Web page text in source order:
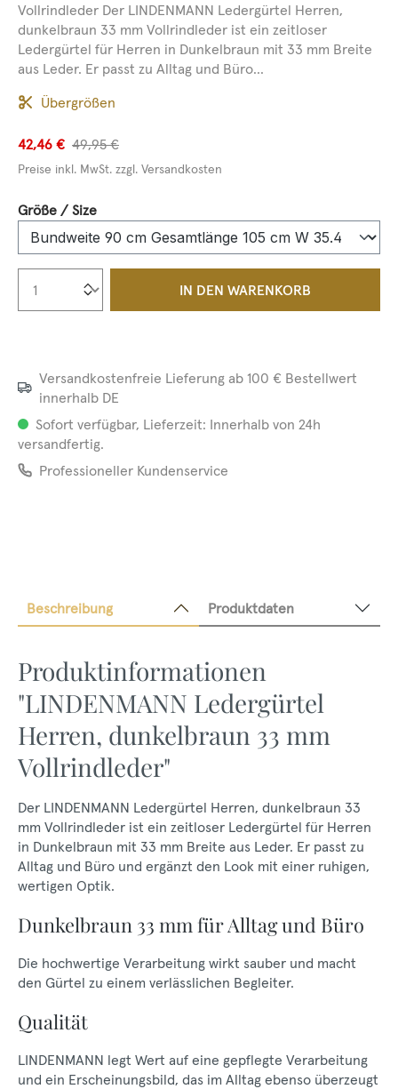
Vollrindleder Der LINDENMANN Ledergürtel Herren,
dunkelbraun 33 mm Vollrindleder ist ein zeitloser
Ledergürtel für Herren in Dunkelbraun mit 33 mm Breite
aus Leder. Er passt zu Alltag und Büro...
Übergrößen
42,46 € 49,95 €
Preise inkl. MwSt. zzgl. Versandkosten
Größe / Sizeauswählen
Produkt Anzahl: Gib den
IN DEN WARENKORB
Versandkostenfreie Lieferung ab 100 € Bestellwert
innerhalb DE
Sofort verfügbar, Lieferzeit: Innerhalb von 24h
versandfertig.
Professioneller Kundenservice
Beschreibung Produktdaten
Produktinformationen
"LINDENMANN Ledergürtel
Herren, dunkelbraun 33 mm
Vollrindleder"
Der LINDENMANN Ledergürtel Herren, dunkelbraun 33
mm Vollrindleder ist ein zeitloser Ledergürtel für Herren
in Dunkelbraun mit 33 mm Breite aus Leder. Er passt zu
Alltag und Büro und ergänzt den Look mit einer ruhigen,
wertigen Optik.
Dunkelbraun 33 mm für Alltag und Büro
Die hochwertige Verarbeitung wirkt sauber und macht
den Gürtel zu einem verlässlichen Begleiter.
Qualität
LINDENMANN legt Wert auf eine gepflegte Verarbeitung
und ein Erscheinungsbild, das im Alltag ebenso überzeugt